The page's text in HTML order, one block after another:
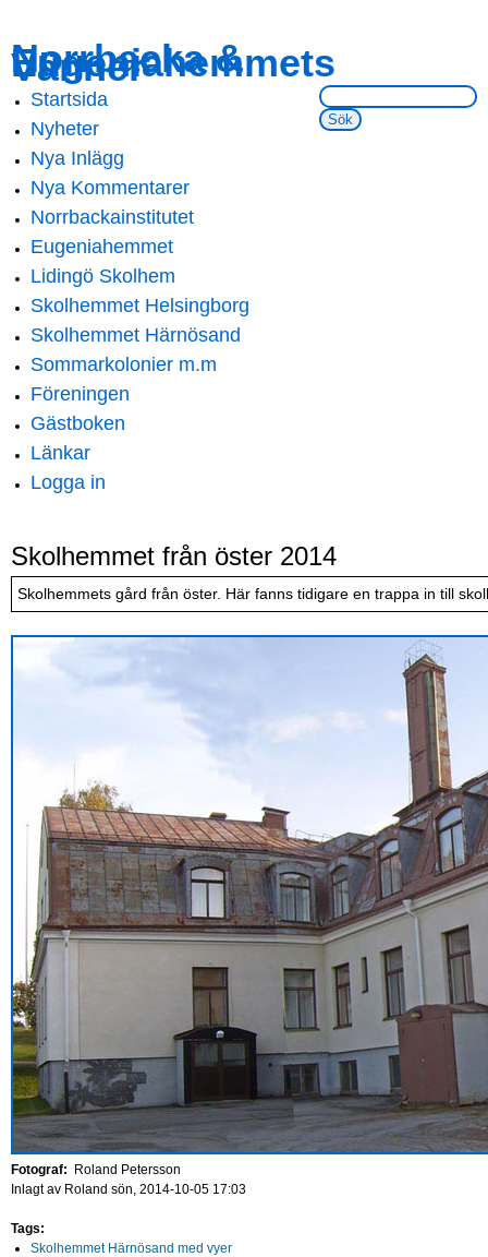
main
content
navigation
Norrbacka &
Eugeniahemmets
Vänner
Sök på webbsidan:
Main menu
Startsida
Nyheter
Nya Inlägg
Nya Kommentarer
Norrbackainstitutet
Eugeniahemmet
Lidingö Skolhem
Skolhemmet Helsingborg
Skolhemmet Härnösand
Sommarkolonier m.m
Föreningen
Gästboken
Länkar
Logga in
Skolhemmet från öster 2014
Skolhemmets gård från öster. Här fanns tidigare en trappa in till
Fotograf:
Roland Petersson
Inlagt av Roland sön, 2014-10-05 17:03
Tags:
Skolhemmet Härnösand med vyer